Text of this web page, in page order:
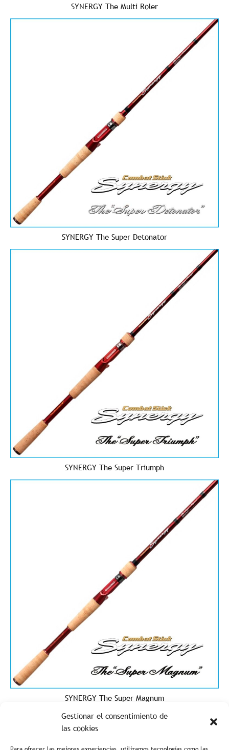
Gestionar el consentimiento de
las cookies
SYNERGY The Multi Roler
SYNERGY The Super Detonator
SYNERGY The Super Triumph
SYNERGY The Super Magnum